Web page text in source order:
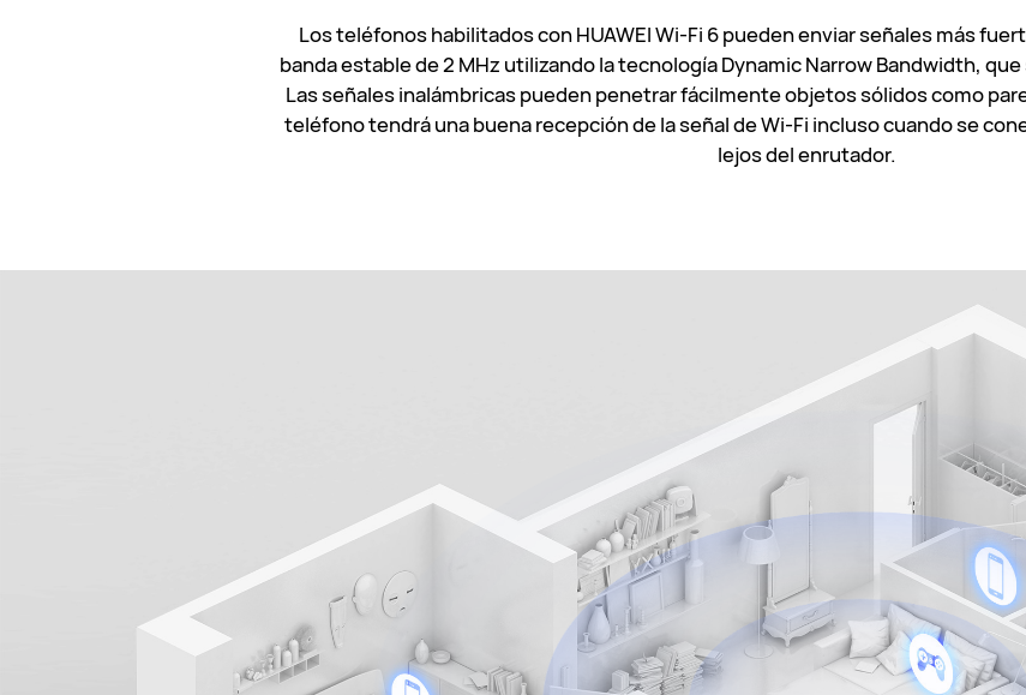
Los teléfonos habilitados con HUAWEI Wi-Fi 6 pueden enviar señales más
banda estable de 2 MHz utilizando la tecnología Dynamic Narrow Bandwidth,
Las señales inalámbricas pueden penetrar fácilmente objetos sólidos como
teléfono tendrá una buena recepción de la señal de Wi-Fi incluso cuando se
lejos del enrutador.